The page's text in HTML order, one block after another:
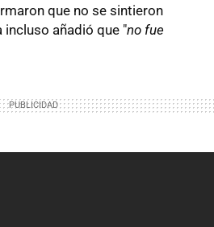
que no se sintieron
añadió que "no fue